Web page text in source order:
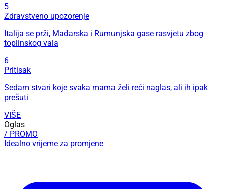
5
Zdravstveno upozorenje
Italija se prži, Mađarska i Rumunjska gase rasvjetu zbog
toplinskog vala
6
Pritisak
Sedam stvari koje svaka mama želi reći naglas, ali ih ipak
prešuti
VIŠE
Oglas
/ PROMO
Idealno vrijeme za promjene